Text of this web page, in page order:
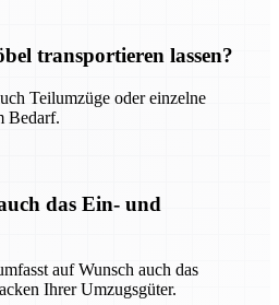
transportieren lassen?
Teilumzüge oder einzelne
Bedarf.
das Ein- und
auf Wunsch auch das
Ihrer Umzugsgüter.